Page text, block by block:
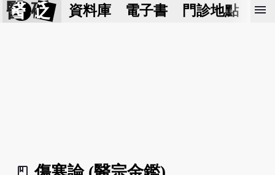
醫 砭 資料庫 電子書 門診地點 預
menu
book_2